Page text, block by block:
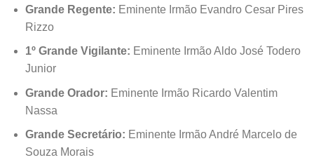
Grande Regente: Eminente Irmão Evandro Cesar Pires
Rizzo
1º Grande Vigilante: Eminente Irmão Aldo José Todero
Junior
Grande Orador: Eminente Irmão Ricardo Valentim
Nassa
Grande Secretário: Eminente Irmão André Marcelo de
Souza Morais